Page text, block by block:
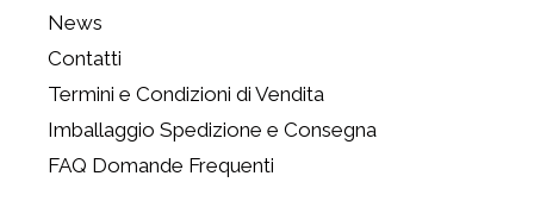
News
Contatti
Termini e Condizioni di Vendita
Imballaggio Spedizione e Consegna
FAQ Domande Frequenti